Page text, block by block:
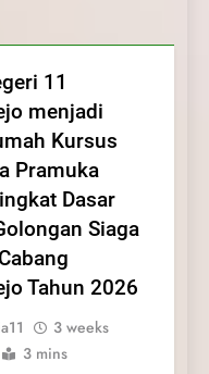
11
menjadi
Kursus
Pramuka
Dasar
Siaga
Tahun 2026
3 weeks
3 mins